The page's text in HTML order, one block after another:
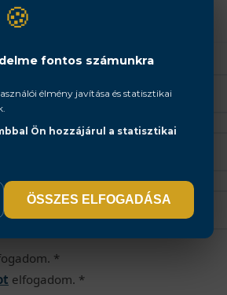
🍪
fontos számunkra
élmény javítása és statisztikai
Ön hozzájárul a statisztikai
ÖSSZES ELFOGADÁSA
Adatok
Község *
*
elfogadom. *